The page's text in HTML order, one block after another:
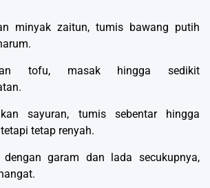
minyak zaitun, tumis bawang putih
tofu, masak hingga sedikit
sayuran, tumis sebentar hingga
tetap renyah.
dengan garam dan lada secukupnya,